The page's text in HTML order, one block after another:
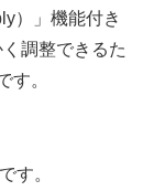
）」機能付き
調整できるた
す。
す。